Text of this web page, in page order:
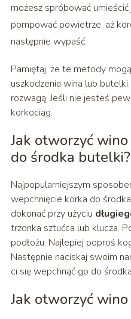
możesz spróbować
pompować powietrze, aż
następnie wypaść.
Pamiętaj, że te metody
uszkodzenia wina lub
rozwagą. Jeśli nie jesteś
korkociąg.
Jak otworzyć
do środka butelki?
Najpopularniejszym
wepchnięcie korka do
dokonać przy użyciu
trzonka sztućca lub klucza.
podłożu. Najlepiej poproś
Następnie naciskaj swoim
ci się wepchnąć go do
Jak otworzyć